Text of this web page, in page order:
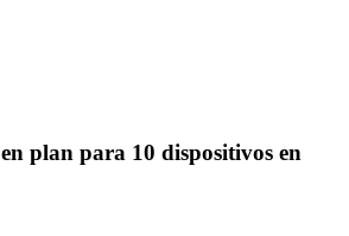
en plan para 10 dispositivos en